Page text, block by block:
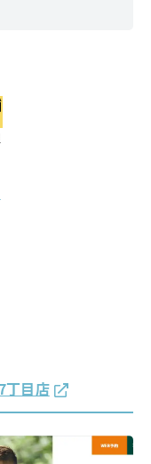
丁目店